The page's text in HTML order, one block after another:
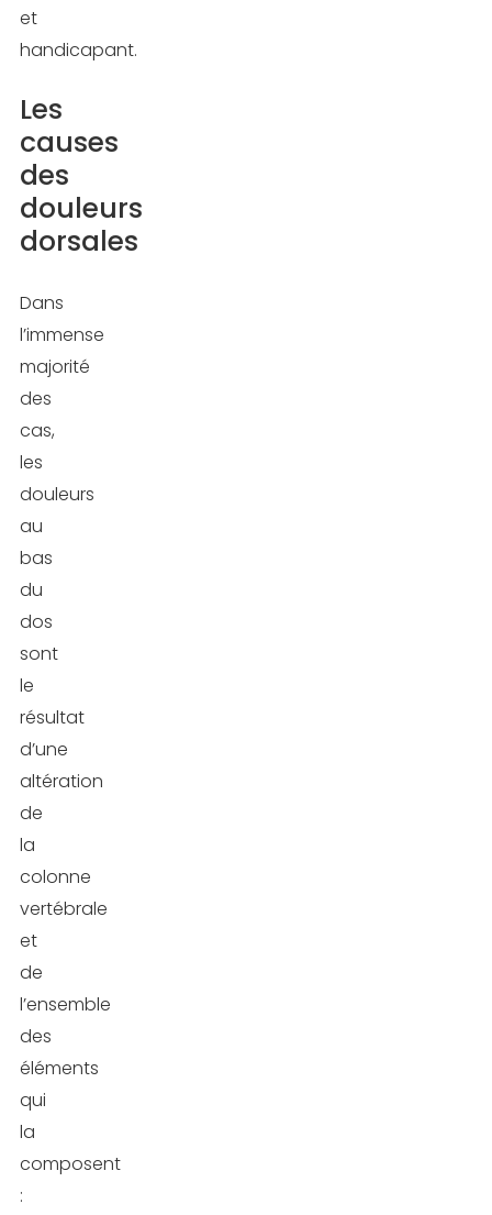
et
handicapant.
Les
causes
des
douleurs
dorsales
Dans
l’immense
majorité
des
cas,
les
douleurs
au
bas
du
dos
sont
le
résultat
d’une
altération
de
la
colonne
vertébrale
et
de
l’ensemble
des
éléments
qui
la
composent
: